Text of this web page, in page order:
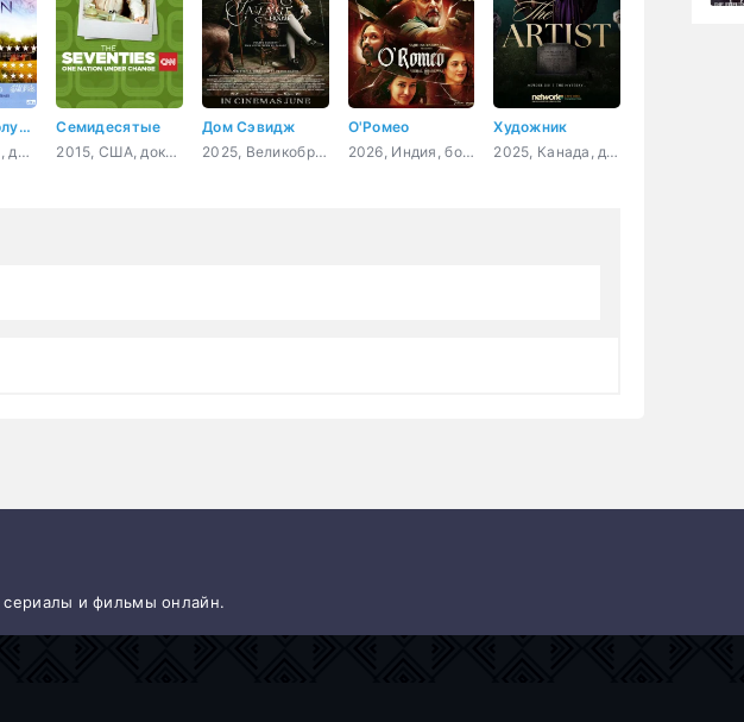
У нас все получится
2006, Дания, драма, семейный
Семидесятые
2015, США, документальный, история
Дом Сэвидж
2025, Великобритания, драма, комедия
О'Ромео
2026, Индия, боевик, драма, мелодрама, криминал, триллер
Художник
2025, Канада, детектив
и фильмы онлайн.